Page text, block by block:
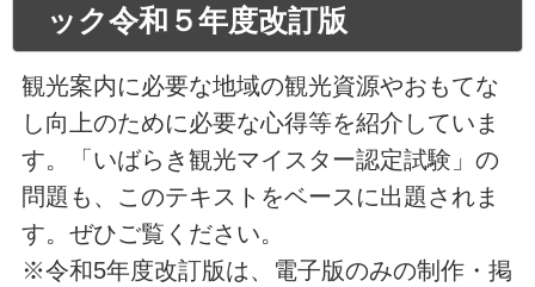
ック令和５年度改訂版
観光案内に必要な地域の観光資源やおもてな
し向上のために必要な心得等を紹介していま
す。「いばらき観光マイスター認定試験」の
問題も、このテキストをベースに出題されま
す。ぜひご覧ください。
※令和5年度改訂版は、電子版のみの制作・掲